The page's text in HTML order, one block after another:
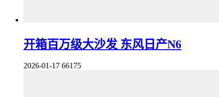
开箱百万级大沙发 东风日产N6
2026-01-17 66175